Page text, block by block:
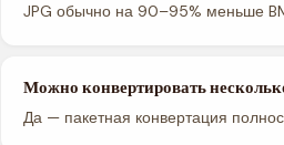
JPG обычно на 90–95% меньше
Можно конвертировать
Да — пакетная конвертация